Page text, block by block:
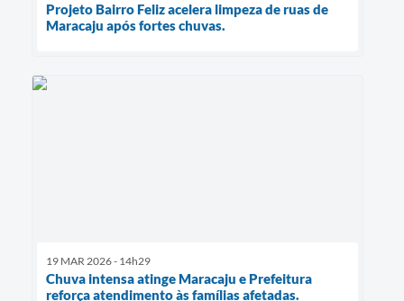
Projeto Bairro Feliz acelera limpeza de ruas de
Maracaju após fortes chuvas.
19 MAR 2026 - 14h29
Chuva intensa atinge Maracaju e Prefeitura
reforça atendimento às famílias afetadas.